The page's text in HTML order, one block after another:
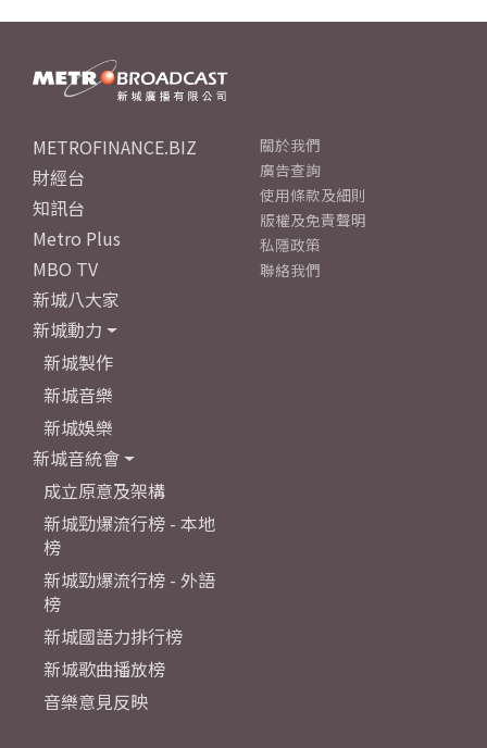
METROFINANCE.BIZ
財經台
知訊台
Metro Plus
MBO TV
新城八大家
新城動力
新城製作
新城音樂
新城娛樂
新城音統會
成立原意及架構
新城勁爆流行榜 - 本地
榜
新城勁爆流行榜 - 外語
榜
新城國語力排行榜
新城歌曲播放榜
音樂意見反映
關於我們
廣告查詢
使用條款及細則
版權及免責聲明
私隱政策
聯絡我們